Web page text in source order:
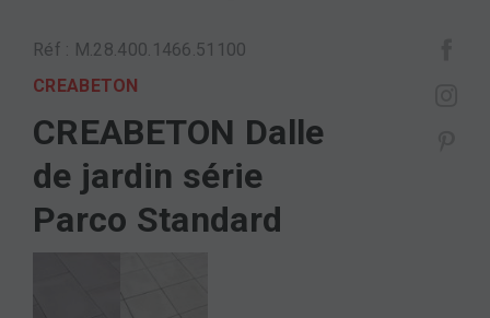
Réf : M.28.400.1466.51100
CREABETON
CREABETON Dalle
de jardin série
Parco Standard